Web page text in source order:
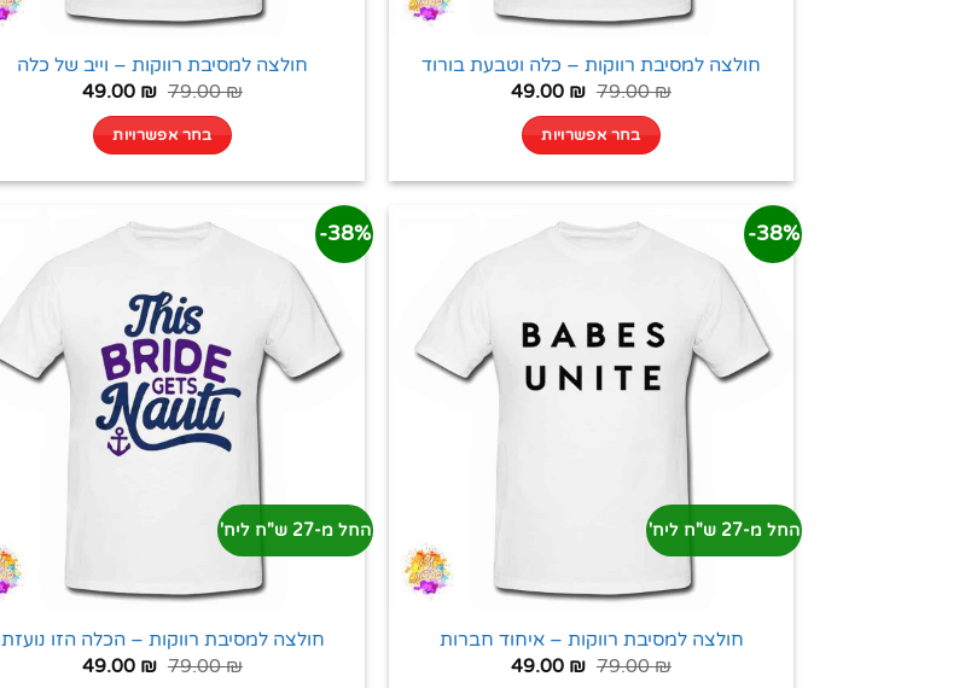
חולצה למסיבת רווקות – כלה וטבעת בורוד
79.00₪
49.00 ₪
בחר אפשרויות
חולצה למסיבת רווקות – וייב של כלה
79.00₪
49.00 ₪
בחר אפשרויות
38%-
החל מ-27 ש"ח ליח'
חולצה למסיבת רווקות – איחוד חברות
79.00₪
49.00 ₪
38%-
החל מ-27 ש"ח ליח'
חולצה למסיבת רווקות – הכלה הזו נועזת
79.00₪
49.00 ₪